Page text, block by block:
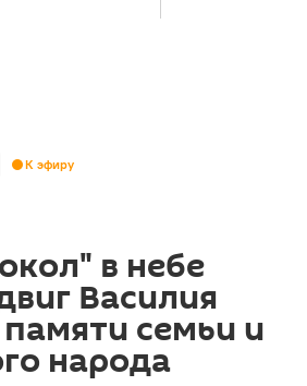
К эфиру
в небе
Василия
семьи и
народа